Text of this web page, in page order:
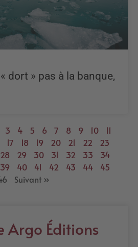
dort » pas à la banque,
3 4 5 6 7 8 9 10
11
17 18 19 20 21 22
23
28 29 30 31 32 33
34
39 40 41 42 43 44
45
Suivant »
Argo Éditions